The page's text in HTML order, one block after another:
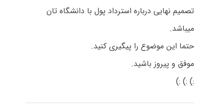
تصمیم نهایی درباره استرداد پول با دانشگاه تان
میباشد.
حتما این موضوع را پیگیری کنید.
موفق و پیروز باشید.
:) :) :)